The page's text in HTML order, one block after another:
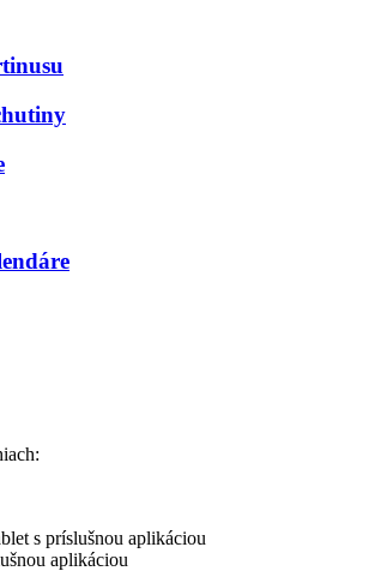
s príslušnou aplikáciou
aplikáciou